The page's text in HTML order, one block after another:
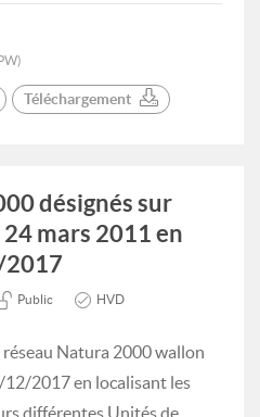
Téléchargement
désignés sur
24 mars 2011 en
2017
Public HVD
Natura 2000 wallon
2017 en localisant les
différentes Unités de